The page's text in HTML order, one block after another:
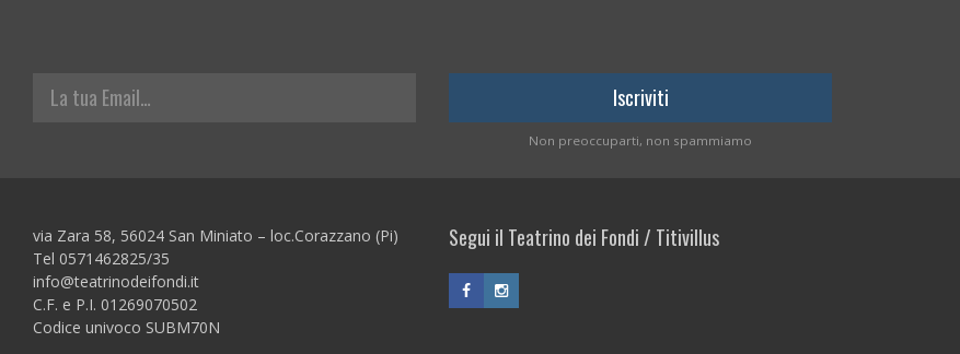
La tua Email
Non preoccuparti, non spammiamo
via Zara 58, 56024 San Miniato – loc.Corazzano (Pi)
Tel 0571462825/35
info@teatrinodeifondi.it
C.F. e P.I. 01269070502
Codice univoco SUBM70N
Segui il Teatrino dei Fondi / Titivillus